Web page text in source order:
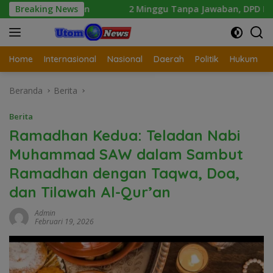
Langsung
ke
konten
Breaking News2 Minggu Tanpa Jawaban, DPD Mosi Sumut
Home Internasional Nasional Daerah Politik Hukum
Beranda Berita
Berita
Ramadhan Kedua: Teladan Nabi
Muhammad SAW dalam Sambut
Ramadhan dengan Taqwa, Doa,
dan Tilawah Al-Qur’an
Admin
Februari 19, 2026